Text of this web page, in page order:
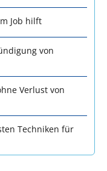
Job hilft
von
Verlust von
Techniken für